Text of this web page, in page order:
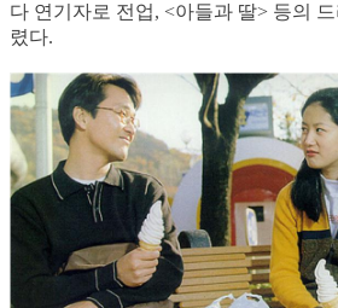
다 연기자로 전업, <아들과 딸> 등의
렸다.